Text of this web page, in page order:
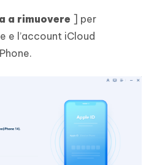
a rimuovere ] per
e l’account iCloud